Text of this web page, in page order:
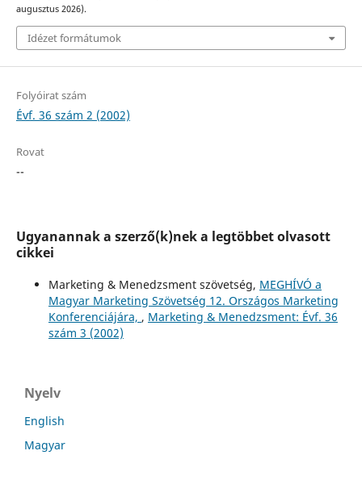
augusztus 2026).
Idézet formátumok
Folyóirat szám
Évf. 36 szám 2 (2002)
Rovat
--
Ugyanannak a szerző(k)nek a legtöbbet olvasott
cikkei
Marketing & Menedzsment szövetség, MEGHÍVÓ a
Magyar Marketing Szövetség 12. Országos Marketing
Konferenciájára, , Marketing & Menedzsment: Évf. 36
szám 3 (2002)
Nyelv
English
Magyar